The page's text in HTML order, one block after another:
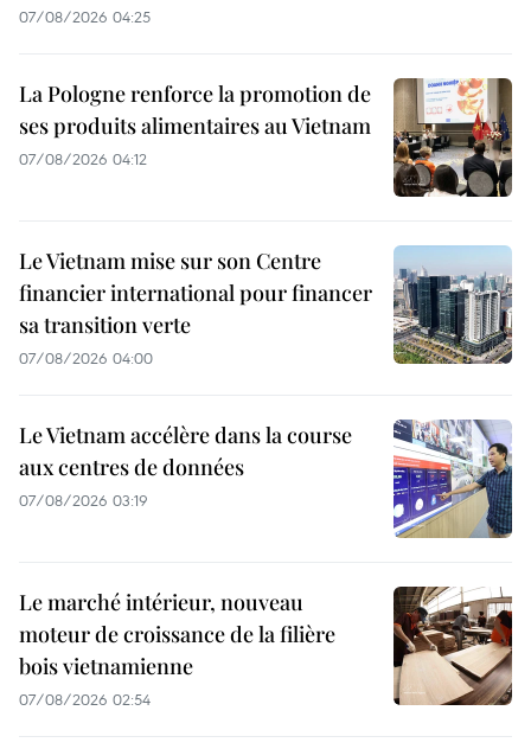
07/08/2026 04:25
La Pologne renforce la promotion de
ses produits alimentaires au Vietnam
07/08/2026 04:12
Le Vietnam mise sur son Centre
financier international pour financer
sa transition verte
07/08/2026 04:00
Le Vietnam accélère dans la course
aux centres de données
07/08/2026 03:19
Le marché intérieur, nouveau
moteur de croissance de la filière
bois vietnamienne
07/08/2026 02:54